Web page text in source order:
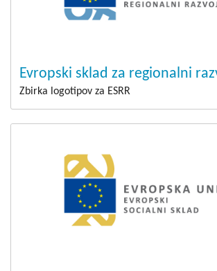
Evropski sklad za regionalni
Zbirka logotipov za ESRR